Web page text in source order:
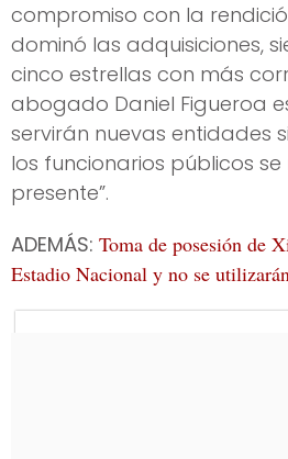
compromiso con la
dominó las adquisiciones,
cinco estrellas con más
abogado Daniel Figueroa
servirán nuevas entidades
los funcionarios públicos
presente”.
ADEMÁS: Toma de posesión de
Estadio Nacional y no se